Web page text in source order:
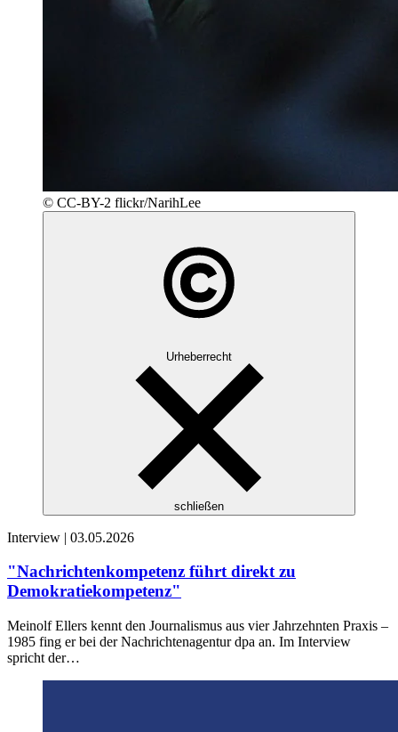
© CC-BY-2 flickr/NarihLee
Urheberrecht
schließen
Interview | 03.05.2026
"Nachrichtenkompetenz führt direkt zu
Demokratiekompetenz"
Meinolf Ellers kennt den Journalismus aus vier Jahrzehnten Praxis –
1985 fing er bei der Nachrichtenagentur dpa an. Im Interview
spricht der…